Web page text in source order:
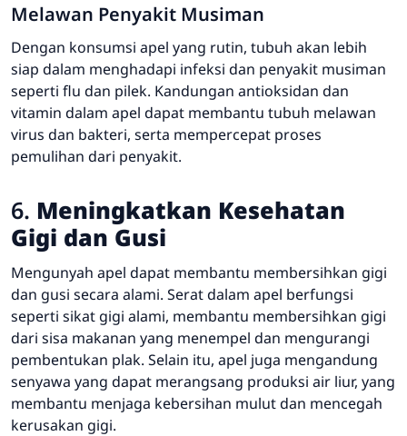
Melawan Penyakit Musiman
Dengan konsumsi apel yang rutin, tubuh akan lebih
siap dalam menghadapi infeksi dan penyakit musiman
seperti flu dan pilek. Kandungan antioksidan dan
vitamin dalam apel dapat membantu tubuh melawan
virus dan bakteri, serta mempercepat proses
pemulihan dari penyakit.
6. Meningkatkan Kesehatan
Gigi dan Gusi
Mengunyah apel dapat membantu membersihkan gigi
dan gusi secara alami. Serat dalam apel berfungsi
seperti sikat gigi alami, membantu membersihkan gigi
dari sisa makanan yang menempel dan mengurangi
pembentukan plak. Selain itu, apel juga mengandung
senyawa yang dapat merangsang produksi air liur, yang
membantu menjaga kebersihan mulut dan mencegah
kerusakan gigi.